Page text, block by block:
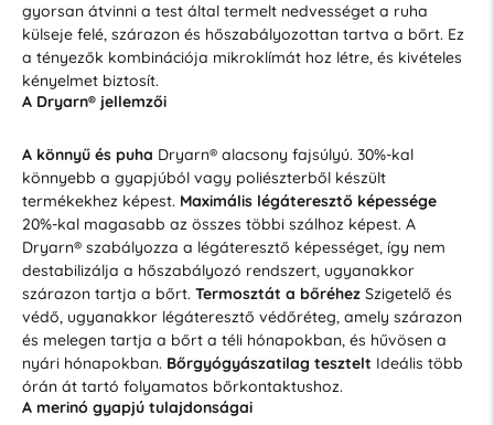
gyorsan átvinni a test által termelt nedvességet a ruha
külseje felé, szárazon és hőszabályozottan tartva a bőrt. Ez
a tényezők kombinációja mikroklímát hoz létre, és kivételes
kényelmet biztosít.
A Dryarn® jellemzői
A könnyű és puha Dryarn® alacsony fajsúlyú. 30%-kal
könnyebb a gyapjúból vagy poliészterből készült
termékekhez képest. Maximális légáteresztő képessége
20%-kal magasabb az összes többi szálhoz képest. A
Dryarn® szabályozza a légáteresztő képességet, így nem
destabilizálja a hőszabályozó rendszert, ugyanakkor
szárazon tartja a bőrt. Termosztát a bőréhezSzigetelő és
védő, ugyanakkor légáteresztő védőréteg, amely szárazon
és melegen tartja a bőrt a téli hónapokban, és hűvösen a
nyári hónapokban. Bőrgyógyászatilag tesztelt Ideális több
órán át tartó folyamatos bőrkontaktushoz.
A merinó gyapjú tulajdonságai